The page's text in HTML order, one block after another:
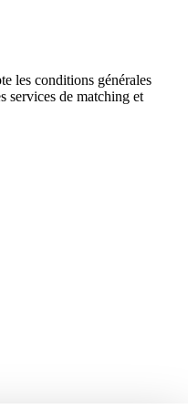
les conditions générales
services de matching et